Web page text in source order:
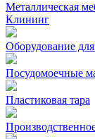
Металлическая
Клининг
Оборудование
Посудомоечные
Пластиковая тара